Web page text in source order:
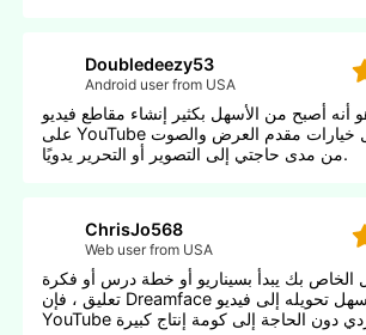
Doubledeezy53
Android user from USA
أنه أصبح من الأسهل بكثير إنشاء مقاطع فيديو
على YouTube بدون وجه. تقلل خيارات مقدم العرض والصوت
من مدى حاجتي إلى التصوير أو التحرير يدويًا.
ChrisJo568
Web user from USA
الخاص بك يبدأ بسيناريو أو خطة درس أو فكرة
تعليق ، فإن Dreamface يجعل من الأسهل تحويله إلى فيديو